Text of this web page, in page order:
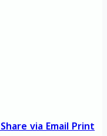
Share via EmailPrint